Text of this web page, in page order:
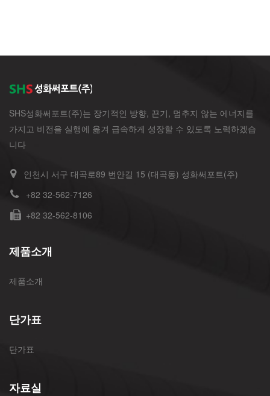
SHS성화써포트(주)는 장기적인 방향, 끈기, 멈추지 않는 에너지를
가지고 비전을 실행에 옮겨 급속하게 성장할 수 있도록 노력하겠습
니다
인천시 서구 대곡로89 번안길 15 (대곡동) 성화써포트(주)
+82 32-562-7126
+82 32-562-8106
제품소개
제품소개
단가표
단가표
자료실